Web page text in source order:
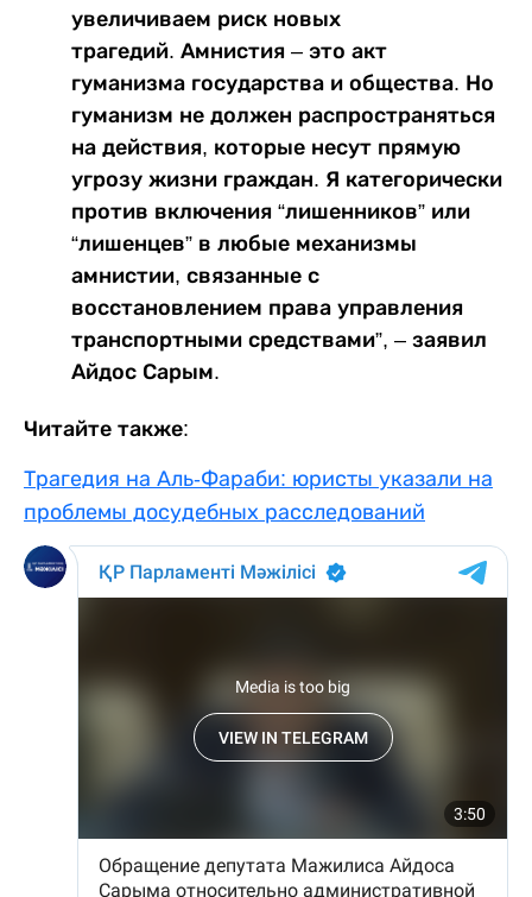
увеличиваем риск новых
трагедий. Амнистия – это акт
гуманизма государства и общества. Но
гуманизм не должен распространяться
на действия, которые несут прямую
угрозу жизни граждан. Я категорически
против включения “лишенников” или
“лишенцев” в любые механизмы
амнистии, связанные с
восстановлением права управления
транспортными средствами”, – заявил
Айдос Сарым.
Читайте также:
Трагедия на Аль-Фараби: юристы указали на
проблемы досудебных расследований